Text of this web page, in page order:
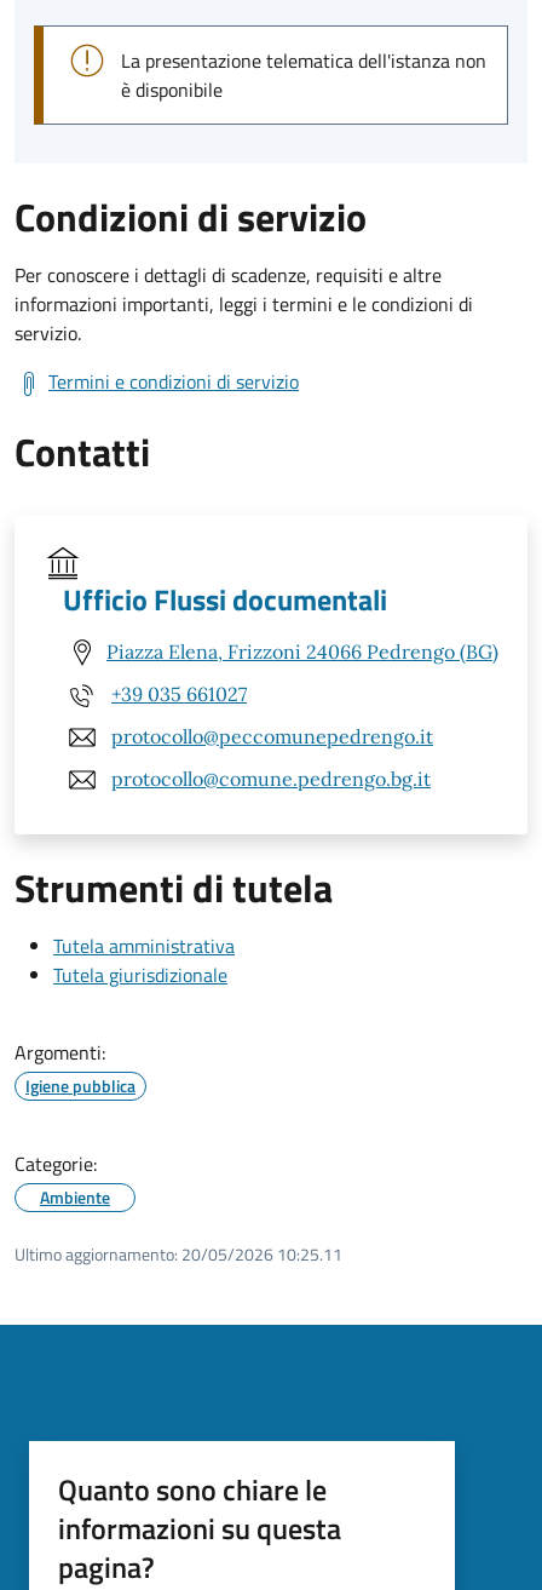
La presentazione telematica dell'istanza non
è disponibile
Condizioni di servizio
Per conoscere i dettagli di scadenze, requisiti e altre
informazioni importanti, leggi i termini e le condizioni di
servizio.
Termini e condizioni di servizio
Contatti
Ufficio Flussi documentali
Piazza Elena, Frizzoni 24066 Pedrengo (BG)
+39 035 661027
protocollo@peccomunepedrengo.it
protocollo@comune.pedrengo.bg.it
Strumenti di tutela
Tutela amministrativa
Tutela giurisdizionale
Argomenti:
Igiene pubblica
Categorie:
Ambiente
Ultimo aggiornamento: 20/05/2026 10:25.11
Quanto sono chiare le
informazioni su questa
pagina?